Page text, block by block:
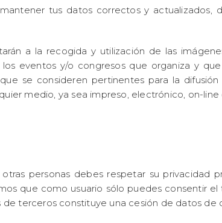
tus datos correctos y
a la recogida y utilización de las
eventos y/o congresos que organiza y
se consideren pertinentes para la
medio, ya sea impreso, electrónico, on-
personas debes respetar su privacidad
que como usuario sólo puedes consentir
terceros constituye una cesión de datos de